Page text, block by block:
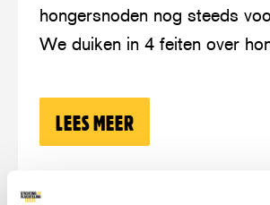
hongersnoden nog steeds
We duiken in 4 feiten over
LEES MEER
hongersnood